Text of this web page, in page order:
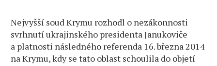
Nejvyšší soud Krymu rozhodl o nezákonnosti
svrhnutí ukrajinského presidenta Janukoviče
a platnosti následného referenda 16. března 2014
na Krymu, kdy se tato oblast schoulila do objetí